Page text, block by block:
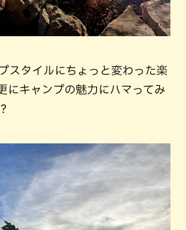
スタイルにちょっと変わった楽
にキャンプの魅力にハマってみ